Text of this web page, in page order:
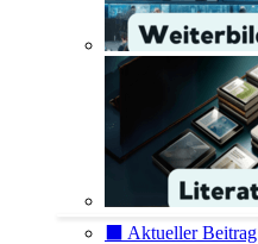
⬛️ Aktueller Beitrag